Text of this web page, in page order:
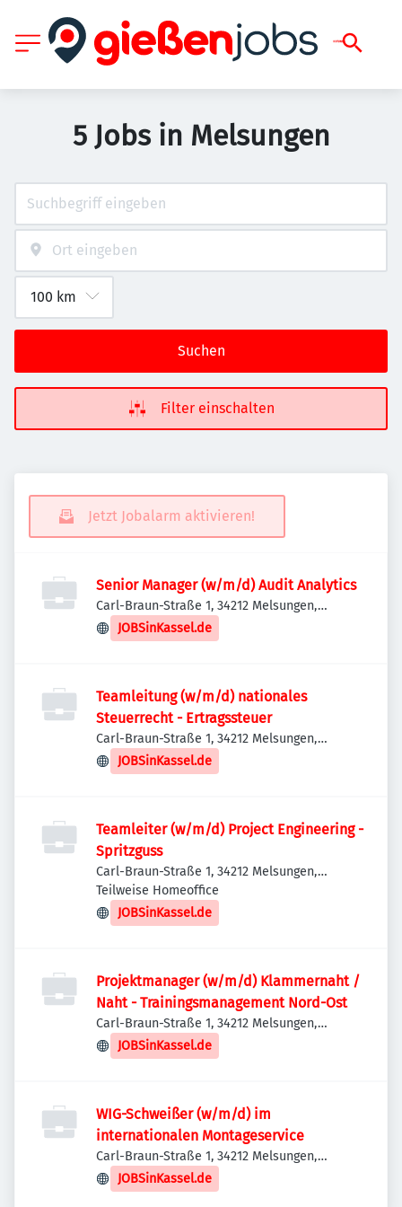
5 Jobs in Melsungen
Suchen
Filter einschalten
Jetzt Jobalarm aktivieren!
Senior Manager (w/m/d) Audit Analytics
Carl-Braun-Straße 1, 34212 Melsungen,
Deutschland
JOBSinKassel.de
Teamleitung (w/m/d) nationales
Steuerrecht - Ertragssteuer
Carl-Braun-Straße 1, 34212 Melsungen,
Deutschland
JOBSinKassel.de
Teamleiter (w/m/d) Project Engineering -
Spritzguss
Carl-Braun-Straße 1, 34212 Melsungen,
Deutschland
Teilweise Homeoffice
JOBSinKassel.de
Projektmanager (w/m/d) Klammernaht /
Naht - Trainingsmanagement Nord-Ost
Carl-Braun-Straße 1, 34212 Melsungen,
Deutschland
JOBSinKassel.de
WIG-Schweißer (w/m/d) im
internationalen Montageservice
Carl-Braun-Straße 1, 34212 Melsungen,
Deutschland
JOBSinKassel.de